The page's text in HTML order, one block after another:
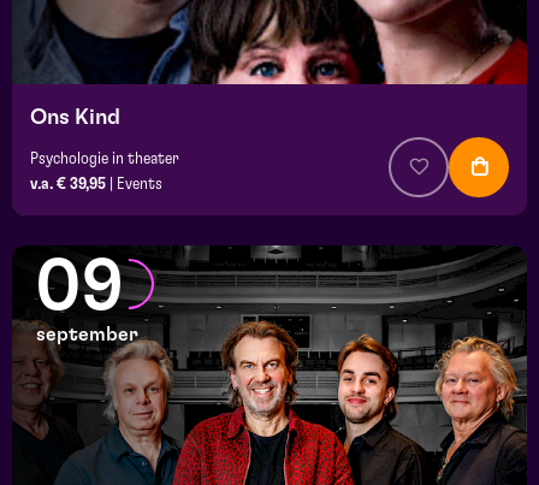
Ons Kind
Psychologie in theater
v.a. € 39,95
Events
09
september